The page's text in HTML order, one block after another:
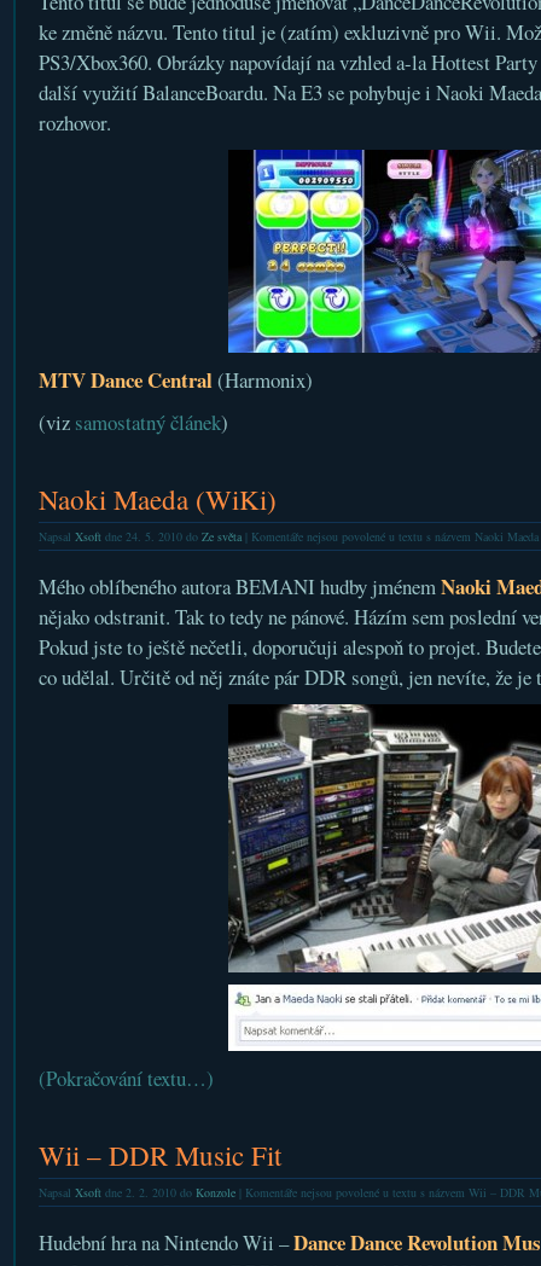
ke změně názvu. Tento titul je (zatím) exkluzivně pro Wii.
PS3/Xbox360. Obrázky napovídají na vzhled a-la Hottest Party
další využití BalanceBoardu. Na E3 se pohybuje i Naoki
rozhovor.
MTV Dance Central(Harmonix)
(viz samostatný článek)
Naoki Maeda (WiKi)
Napsal Xsoftdne 24. 5. 2010 do Ze světa| Komentáře nejsou povolenéu textu s názvem Naoki
Mého oblíbeného autora BEMANI hudby jménemNaoki
nějako odstranit. Tak to tedy ne pánové. Házím sem poslední
Pokud jste to ještě nečetli, doporučuji alespoň to projet.
co udělal. Určitě od něj znáte pár DDR songů, jen nevíte, že je
(Pokračování textu…)
Wii – DDR Music Fit
Napsal Xsoftdne 2. 2. 2010 do Konzole| Komentáře nejsou povolenéu textu s názvem Wii – DDR
Hudební hra na Nintendo Wii –Dance Dance Revolution